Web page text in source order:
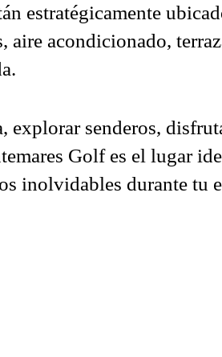
estratégicamente
aire acondicionado,
explorar senderos,
Golf es el lugar
inolvidables durante tu